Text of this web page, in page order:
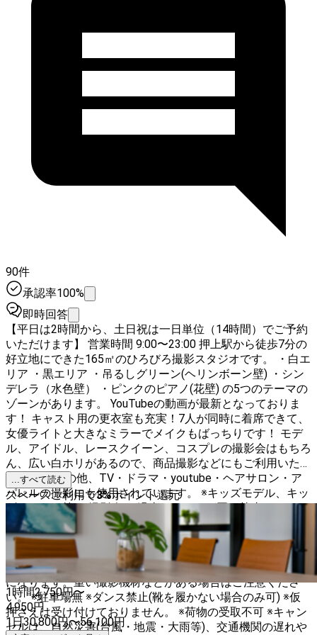
90件
承認率100%
即時回答
【平日は2時間から、土日祝は一日単位（14時間）でご予約
いただけます】 営業時間 9:00〜23:00 押上駅から徒歩7分の
好立地にできた165㎡のひろびろ撮影スタジオです。 ・白エ
リア ・黒エリア ・吊るしグリーン(ヘリンボーン壁) ・シン
デレラ（水色壁） ・ピンクのピアノ(花壁) の5つのテーマの
ゾーンがあります。 YouTubeの動画が最新となっておりま
す！ キャスト用の更衣室も充実！7人が同時に着席できて、
女優ライトと大きなミラーでメイクもばっちりです！ モデ
ル、アイドル、レースクイーン、コスプレの撮影会はもちろ
ん、広い白ホリがあるので、商品撮影などにもご利用いただ
けます。 その他、TV・ドラマ・youtube・ヘアサロン・ア
パレルの撮影にも使用されています。 ※キッズモデル、キッ
ズアイドル等の"撮影会"は過去にマナーが悪く禁止とさせて
いただきます。保護者がされる撮影や法人のアパレル撮影等
は可です。 ※ ご見学はご予約の入っていない日時で、1回30
分間無料でございます。 2回目以後は通常のご予約をお願い
致します。 ※エレベーターはありませんので階段で4階まで
になります。重い撮影機材などがある場合はご注意くださ
い。 ※駐車場無 ※ダンス禁止(靴を履かない場合のみ可) ※仮
押さえは受け付けておりません。 ※荷物の受取不可 ※キャン
セルは、自然災害(台風・地震・大雨等)、交通機関の遅れや
...すべて読む
スペースご利用で3%ポイント還元
1時間2,750円〜
4,950円
1日30,800円〜56,100円